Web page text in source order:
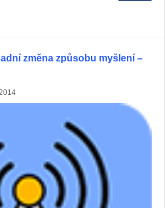
změna způsobu myšlení –